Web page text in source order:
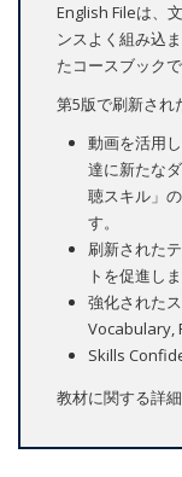
English Fileは、
ンスよく組み込
たコースブックで
第5版で刷新され
動画を活用
達に新たな
聴スキル」
す。
刷新された
トを促進しま
強化された
Vocabulary,
Skills
教材に関する詳